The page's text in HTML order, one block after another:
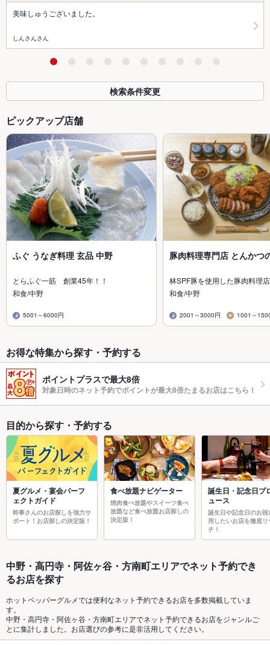
美味しゅうございました。
しんさんさん
検索条件変更
ピックアップ店舗
ふぐ うなぎ料理 玄品 中野
とらふぐ一筋 創業45年！！
和食/中野
5001～6000円
豚肉料理専門店 とんかつ
林SPF豚を使用した豚肉料理店
和食/中野
2001～3000円 1001～
お得な特集から探す・予約する
ポイントプラスで最大8倍
対象日時のネット予約でポイントが最大8倍たまるお店はこちら！
目的から探す・予約する
夏グルメ・宴会パーフ
ェクトガイド
幹事さんのお店探しを強力サ
ポート！お店探しの決定版！
食べ放題ナビゲーター
焼肉食べ放題やスイーツ食べ
放題など食べ放題お店探しの
決定版！
誕生日・記念日プ
ュース
誕生日や記念日のお祝
用したいお店を徹底リ
チ！
中野・高円寺・阿佐ヶ谷・方南町エリアでネット予約でき
るお店を探す
ホットペッパーグルメでは便利なネット予約できるお店を多数掲載していま
す。
中野・高円寺・阿佐ヶ谷・方南町エリアでネット予約できるお店をジャンルご
とに集計しました。お店選びの参考に是非活用してください。